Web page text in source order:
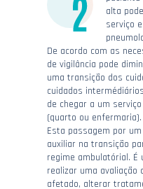
alta
serviço
De acordo com as
de vigilância pode
uma transição dos
cuidados
de chegar a um
(quarto ou enfermaria).
Esta passagem por
auxiliar na transição
regime ambulatórial. É
realizar uma avaliação
afetado, alterar